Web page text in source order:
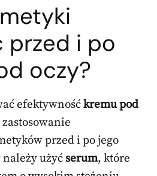
przed i po
oczy?
efektywnośćkremu pod
przed i po jego
użyć serum, które